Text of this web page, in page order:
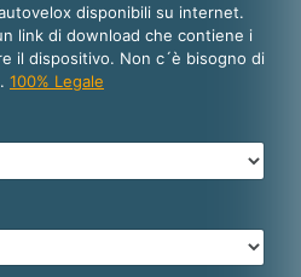
disponibili su internet.
link di download che contiene i
il dispositivo. Non c´è bisogno di
100% Legale